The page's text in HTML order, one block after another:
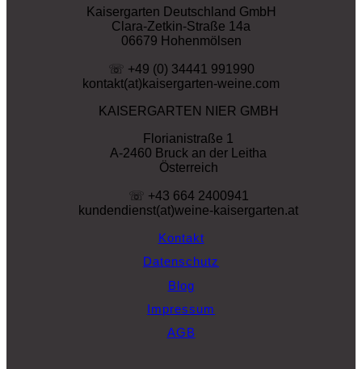
Kaisergarten Deutschland GmbH
Clara-Zetkin-Straße 14a
06679 Hohenmölsen
☏ +49 (0) 34441 991990
kontakt(at)kaisergarten-weine.com
KAISERGARTEN NIER GMBH
Florianistraße 1
A-2460 Bruck an der Leitha
Österreich
☏ +43 664 2400941
kundendienst(at)weine-kaisergarten.at
Kontakt
Datenschutz
Blog
Impressum
AGB